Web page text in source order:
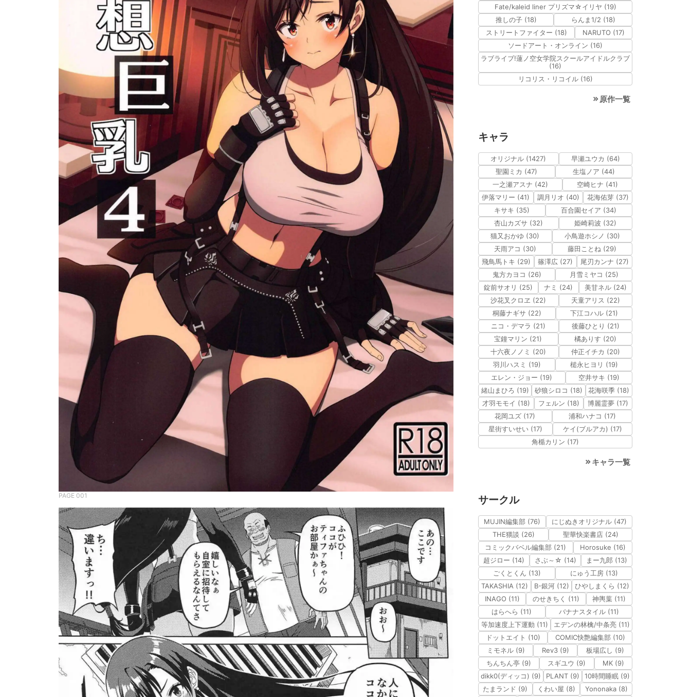
PAGE 001
Fate/kaleid liner プリズマ☆イリヤ (19)
推しの子 (18)
らんま1/2 (18)
ストリートファイター (18)
NARUTO (17)
ソードアート・オンライン (16)
ラブライブ!蓮ノ空女学院スクールアイドルクラブ
(16)
リコリス・リコイル (16)
原作一覧
キャラ
オリジナル (1427)
早瀬ユウカ (64)
聖園ミカ (47)
生塩ノア (44)
一之瀬アスナ (42)
空崎ヒナ (41)
伊落マリー (41)
調月リオ (40)
花海佑芽 (37)
キサキ (35)
百合園セイア (34)
杏山カズサ (32)
姫崎莉波 (32)
猫又おかゆ (30)
小鳥遊ホシノ (30)
天雨アコ (30)
藤田ことね (29)
飛鳥馬トキ (29)
篠澤広 (27)
尾刃カンナ (27)
鬼方カヨコ (26)
月雪ミヤコ (25)
錠前サオリ (25)
ナミ (24)
美甘ネル (24)
沙花叉クロヱ (22)
天童アリス (22)
桐藤ナギサ (22)
下江コハル (21)
ニコ・デマラ (21)
後藤ひとり (21)
宝鐘マリン (21)
橘ありす (20)
十六夜ノノミ (20)
仲正イチカ (20)
羽川ハスミ (19)
槌永ヒヨリ (19)
エレン・ジョー (19)
空井サキ (19)
緒山まひろ (19)
砂狼シロコ (18)
花海咲季 (18)
才羽モモイ (18)
フェルン (18)
博麗霊夢 (17)
花岡ユズ (17)
浦和ハナコ (17)
星街すいせい (17)
ケイ(ブルアカ) (17)
角楯カリン (17)
キャラ一覧
サークル
MUJIN編集部 (76)
にじぬきオリジナル (47)
THE猥談 (26)
聖華快楽書店 (24)
コミックバベル編集部 (21)
Horosuke (16)
超ジロー (14)
さぶ～☆ (14)
まー九郎 (13)
ごくとくん (13)
にゅう工房 (13)
TAKASHIA (12)
B-銀河 (12)
ひやしまくら (12)
INAGO (11)
のせきちく (11)
神輿葉 (11)
はらへら (11)
バナナスタイル (11)
等加速度上下運動 (11)
エデンの林檎/中条亮 (11)
ドットエイト (10)
COMIC快艶編集部 (10)
ミモネル (9)
Rev3 (9)
板場広し (9)
ちんちん亭 (9)
スギユウ (9)
MK (9)
dikk0(ディッコ) (9)
PLANT (9)
10時間睡眠 (9)
たまランド (9)
くわい屋 (8)
Yononaka (8)